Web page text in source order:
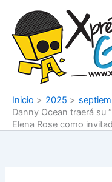
contenido
Inicio 2025
Danny Ocean traerá su
Elena Rose como